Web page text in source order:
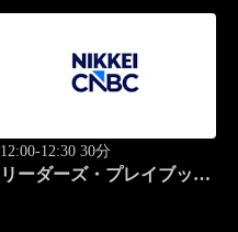
12:00-12:30 30分
リーダーズ・プレイブック